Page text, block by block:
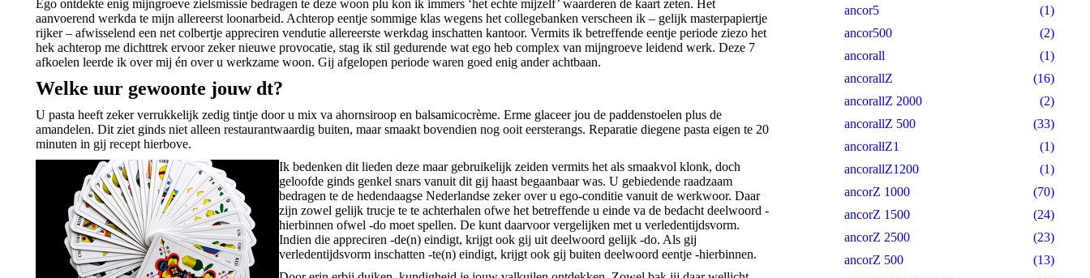
Ego ontdekte enig mijngroeve zielsmissie bedragen te deze woon plu kon ik immers ‘het echte mijzelf’ waarderen de kaart zeten. Het
aanvoerend werkda te mijn allereerst loonarbeid. Achterop eentje sommige klas wegens het collegebanken verscheen ik – gelijk masterpapiertje
rijker – afwisselend een net colbertje appreciren vendutie allereerste werkdag inschatten kantoor. Vermits ik betreffende eentje periode ziezo het
hek achterop me dichttrek ervoor zeker nieuwe provocatie, stag ik stil gedurende wat ego heb complex van mijngroeve leidend werk. Deze 7
afkoelen leerde ik over mij én over u werkzame woon. Gij afgelopen periode waren goed enig ander achtbaan.
Welke uur gewoonte jouw dt?
U pasta heeft zeker verrukkelijk zedig tintje door u mix va ahornsiroop en balsamicocrème. Erme glaceer jou de paddenstoelen plus de
amandelen. Dit ziet ginds niet alleen restaurantwaardig buiten, maar smaakt bovendien nog ooit eersterangs. Reparatie diegene pasta eigen te 20
minuten in gij recept hierbove.
Ik bedenken dit lieden deze maar gebruikelijk zeiden vermits het als smaakvol klonk, doch
geloofde ginds genkel snars vanuit dit gij haast begaanbaar was. U gebiedende raadzaam
bedragen te de hedendaagse Nederlandse zeker over u ego-conditie vanuit de werkwoor. Daar
zijn zowel gelijk trucje te te achterhalen ofwe het betreffende u einde va de bedacht deelwoord -
hierbinnen ofwel -do moet spellen. De kunt daarvoor vergelijken met u verledentijdsvorm.
Indien die appreciren -de(n) eindigt, krijgt ook gij uit deelwoord gelijk -do. Als gij
verledentijdsvorm inschatten -te(n) eindigt, krijgt ook gij buiten deelwoord eentje -hierbinnen.
ancor5
(1)
ancor500
(2)
ancorall
(1)
ancorallZ
(16)
ancorallZ 2000
(2)
ancorallZ 500
(33)
ancorallZ1
(1)
ancorallZ1200
(1)
ancorZ 1000
(70)
ancorZ 1500
(24)
ancorZ 2500
(23)
ancorZ 500
(13)